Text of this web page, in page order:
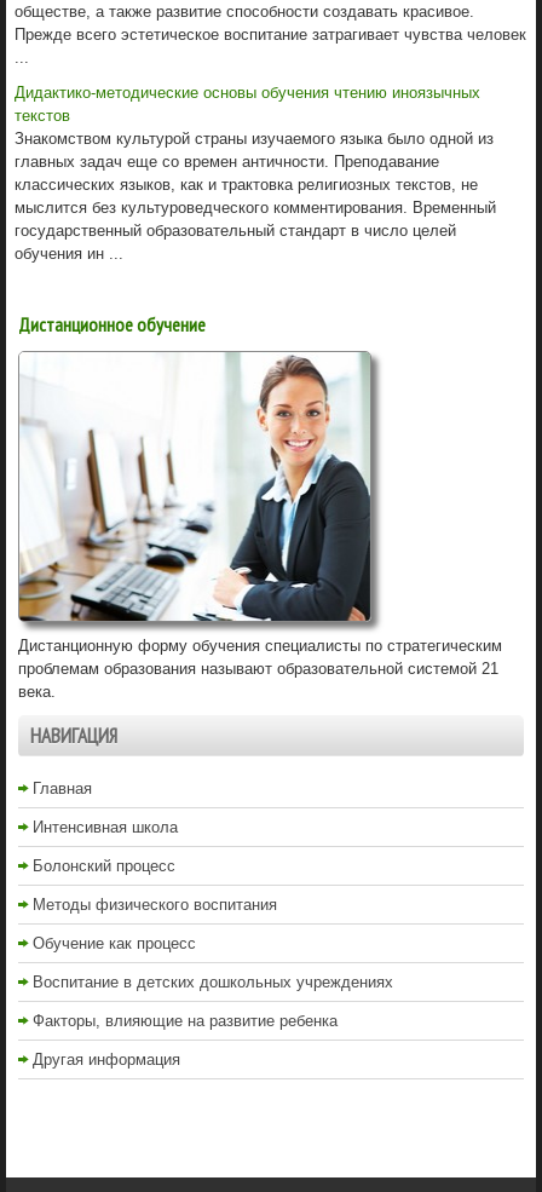
обществе, а также развитие способности создавать красивое.
Прежде всего эстетическое воспитание затрагивает чувства человек
Дидактико-методические основы обучения чтению иноязычных
текстов
Знакомством культурой страны изучаемого языка было одной из
главных задач еще со времен античности. Преподавание
классических языков, как и трактовка религиозных текстов, не
мыслится без культуроведческого комментирования. Временный
государственный образовательный стандарт в число целей
обучения ин ...
Дистанционное обучение
Дистанционную форму обучения специалисты по стратегическим
проблемам образования называют образовательной системой 21
века.
НАВИГАЦИЯ
Главная
Интенсивная школа
Болонский процесс
Методы физического воспитания
Обучение как процесс
Воспитание в детских дошкольных учреждениях
Факторы, влияющие на развитие ребенка
Другая информация